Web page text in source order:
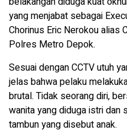
yang menjabat sebagai
Chorinus Eric Nerokou alias
Polres Metro Depok.
Sesuai dengan CCTV utuh
jelas bahwa pelaku
brutal. Tidak seorang diri,
wanita yang diduga istri dan
tambun yang disebut anak.